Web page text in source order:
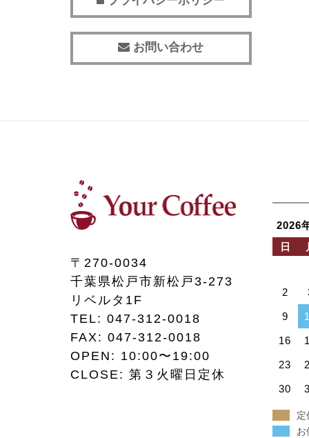
お問い合わせ
〒270-0034
千葉県松戸市新松戸3-273
リベルタ1F
TEL: 047-312-0018
FAX: 047-312-0018
OPEN: 10:00〜19:00
CLOSE: 第３火曜日定休
2026
日
2
9
16
23
30
定
お